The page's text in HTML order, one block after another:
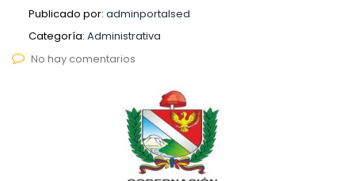
Publicado por: adminportalsed
Categoría: Administrativa
No hay comentarios